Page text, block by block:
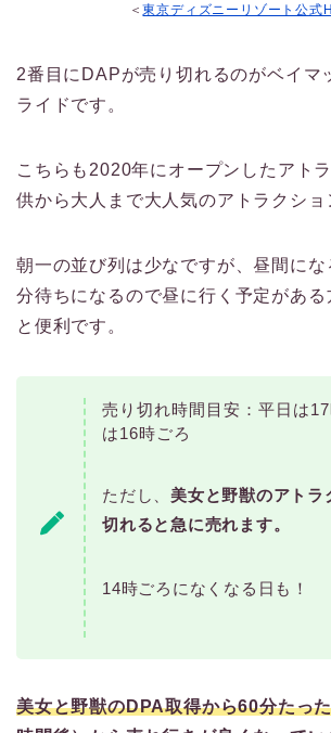
＜東京ディズニーリゾート公式
2番目にDAPが売り切れるのがベイマ
ライドです。
こちらも2020年にオープンしたアト
供から大人まで大人気のアトラクショ
朝一の並び列は少なですが、昼間に
分待ちになるので昼に行く予定がある
と便利です。
売り切れ時間目安：平日は
は16時ごろ
ただし、美女と野獣のアトラ
切れると急に売れます。
14時ごろになくなる日も！
美女と野獣のDPA取得から60分たっ